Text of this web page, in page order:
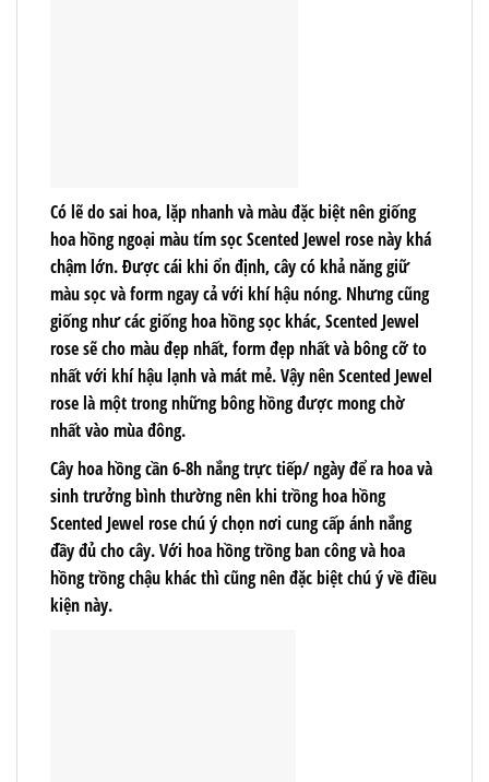
Có lẽ do sai hoa, lặp nhanh và màu đặc biệt nên giống
hoa hồng ngoại màu tím sọc Scented Jewel rose này khá
chậm lớn. Được cái khi ổn định, cây có khả năng giữ
màu sọc và form ngay cả với khí hậu nóng. Nhưng cũng
giống như các giống hoa hồng sọc khác, Scented Jewel
rose sẽ cho màu đẹp nhất, form đẹp nhất và bông cỡ to
nhất với khí hậu lạnh và mát mẻ. Vậy nên Scented Jewel
rose là một trong những bông hồng được mong chờ
nhất vào mùa đông.
Cây hoa hồng cần 6-8h nắng trực tiếp/ ngày để ra hoa và
sinh trưởng bình thường nên khi trồng hoa hồng
Scented Jewel rose chú ý chọn nơi cung cấp ánh nắng
đầy đủ cho cây. Với hoa hồng trồng ban công và hoa
hồng trồng chậu khác thì cũng nên đặc biệt chú ý về điều
kiện này.